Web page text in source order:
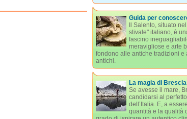
Guida per
Il Salento, situato
stivale" italiano, è
fascino
meravigliose e arte
fondono alle antiche tradizioni e
antichi.
La magia di Brescia
Se avesse il mare,
candidarsi al
dell’Italia. E, a
quantità e la qualità